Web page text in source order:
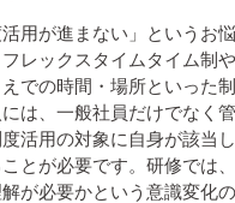
活用が進まない」というお
フレックスタイムタイム制
での時間・場所といった
は、一般社員だけでなく
活用の対象に自身が該当
とが必要です。研修では
が必要かという意識変化